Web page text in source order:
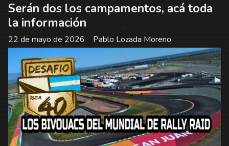
Serán dos los campamentos, acá toda
la información
Pablo Lozada Moreno
22 de mayo de 2026